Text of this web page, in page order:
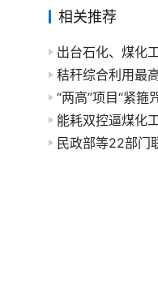
相关推荐
秸秆综合利用最
“两高”项目“紧箍
能耗双控逼煤化